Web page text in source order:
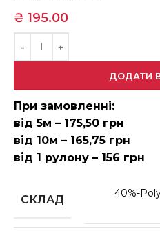
₴ 195.00
ДОДАТИ
При замовленні:
від 5м – 175,50 грн
від 10м – 165,75 грн
від 1 рулону – 156 грн
СКЛАД
40%-